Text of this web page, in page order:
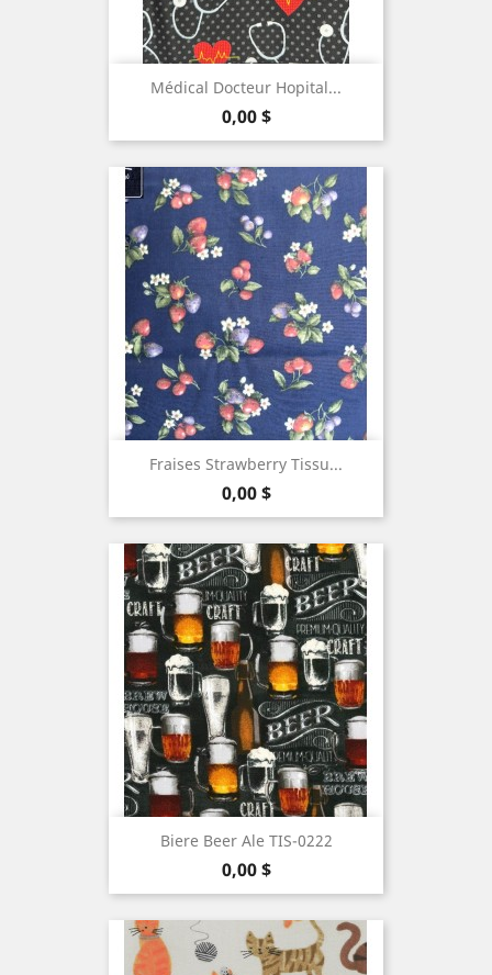
Médical Docteur Hopital...
Prix
0,00 $
Fraises Strawberry Tissu...
Prix
0,00 $
Biere Beer Ale TIS-0222
Prix
0,00 $